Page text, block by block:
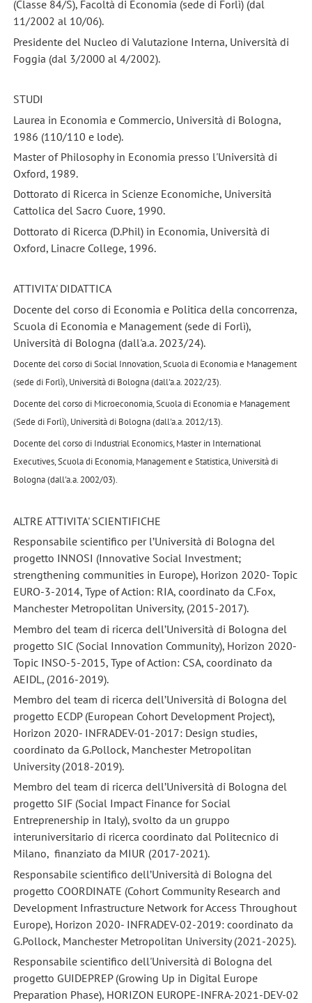
(Classe 84/S), Facoltà di Economia (sede di Forlì) (dal
11/2002 al 10/06).
Presidente del Nucleo di Valutazione Interna, Università di
Foggia (dal 3/2000 al 4/2002).
STUDI
Laurea in Economia e Commercio, Università di Bologna,
1986 (110/110 e lode).
Master of Philosophy in Economia presso l'Università di
Oxford, 1989.
Dottorato di Ricerca in Scienze Economiche, Università
Cattolica del Sacro Cuore, 1990.
Dottorato di Ricerca (D.Phil) in Economia, Università di
Oxford, Linacre College, 1996.
ATTIVITA' DIDATTICA
Docente del corso di Economia e Politica della concorrenza,
Scuola di Economia e Management (sede di Forlì),
Università di Bologna (dall'a.a. 2023/24).
Docente del corso di Social Innovation, Scuola di Economia e Management
(sede di Forlì), Università di Bologna (dall'a.a. 2022/23).
Docente del corso di Microeconomia, Scuola di Economia e Management
(Sede di Forlì), Università di Bologna (dall'a.a. 2012/13).
Docente del corso di Industrial Economics, Master in International
Executives, Scuola di Economia, Management e Statistica, Università di
Bologna (dall'a.a. 2002/03).
ALTRE ATTIVITA' SCIENTIFICHE
Responsabile scientifico per l’Università di Bologna del
progetto INNOSI (Innovative Social Investment;
strengthening communities in Europe), Horizon 2020- Topic
EURO-3-2014, Type of Action: RIA, coordinato da C.Fox,
Manchester Metropolitan University, (2015-2017).
Membro del team di ricerca dell’Università di Bologna del
progetto SIC (Social Innovation Community), Horizon 2020-
Topic INSO-5-2015, Type of Action: CSA, coordinato da
AEIDL, (2016-2019).
Membro del team di ricerca dell’Università di Bologna del
progetto ECDP (European Cohort Development Project),
Horizon 2020- INFRADEV-01-2017: Design studies,
coordinato da G.Pollock, Manchester Metropolitan
University (2018-2019).
Membro del team di ricerca dell’Università di Bologna del
progetto SIF (Social Impact Finance for Social
Entreprenership in Italy), svolto da un gruppo
interuniversitario di ricerca coordinato dal Politecnico di
Milano, finanziato da MIUR (2017-2021).
Responsabile scientifico dell’Università di Bologna del
progetto COORDINATE (Cohort Community Research and
Development Infrastructure Network for Access Throughout
Europe), Horizon 2020- INFRADEV-02-2019: coordinato da
G.Pollock, Manchester Metropolitan University (2021-2025).
Responsabile scientifico dell'Università di Bologna del
progetto GUIDEPREP (Growing Up in Digital Europe
Preparation Phase), HORIZON EUROPE-INFRA-2021-DEV-02